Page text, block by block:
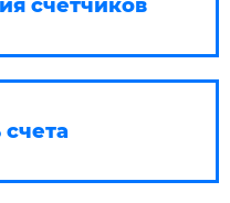
счетчиков